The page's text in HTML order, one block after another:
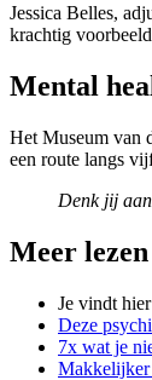
Jessica Belles,
krachtig
Mental
Het Museum van
een route langs
Denk jij
Meer lezen
Je vindt
Deze
7x wat je
Makkelijker